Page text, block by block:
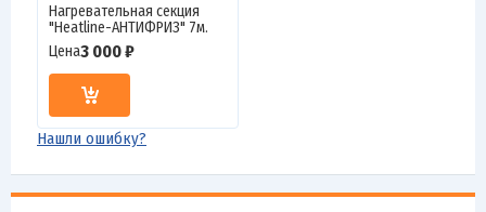
Нагревательная секция
"Heatline-АНТИФРИЗ" 7м.
Цена3 000 ₽
Нашли ошибку?